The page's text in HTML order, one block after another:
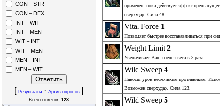
CON – STR
CON – DEX
INT – WIT
INT – MEN
WIT – INT
WIT – MEN
MEN – INT
MEN – WIT
[Результаты ·Архив опросов ]
Всего ответов:123
применен, пока действует эффект
сверхудар. Сила 48.
Vital Force 1
Позволяет быстрее восстанавливаться при
Weight Limit 2
Увеличивает Ваш предел веса в 3 раза.
Wild Sweep 4
Наносит урон нескольким противникам.
Возможен сверхудар. Сила 123.
Wild Sweep 5